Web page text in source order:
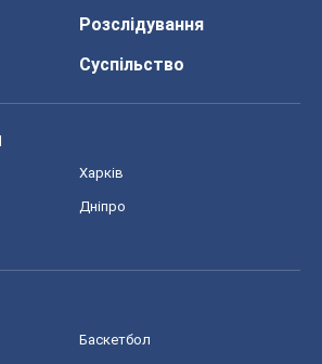
Розслідування
Суспільство
Харків
Дніпро
Баскетбол